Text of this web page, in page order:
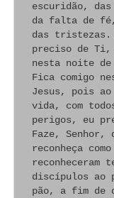
escuridão,
da falta de
das tristezas.
preciso de Ti,
nesta noite
Fica comigo
Jesus, pois
vida, com
perigos, eu
Faze, Senhor,
reconheça
reconheceram
discípulos ao
pão, a fim de